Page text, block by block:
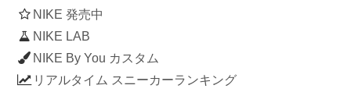
NIKE 発売中
NIKE LAB
NIKE By You カスタム
リアルタイム スニーカーランキング